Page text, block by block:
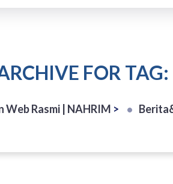
FOR
Web Rasmi | NAHRIM >